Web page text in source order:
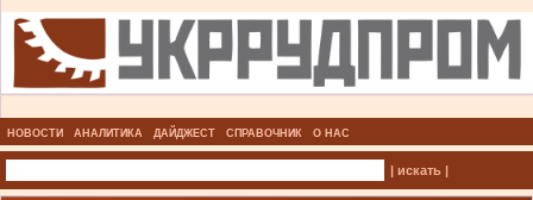
НОВОСТИ АНАЛИТИКА ДАЙДЖЕСТ СПРАВОЧНИК О НАС
| искать |